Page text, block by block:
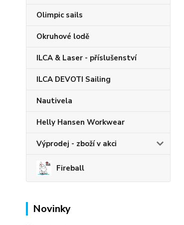
Olimpic sails
Okruhové lodě
ILCA & Laser - příslušenství
ILCA DEVOTI Sailing
Nautivela
Helly Hansen Workwear
Výprodej - zboží v akci
Fireball
Novinky